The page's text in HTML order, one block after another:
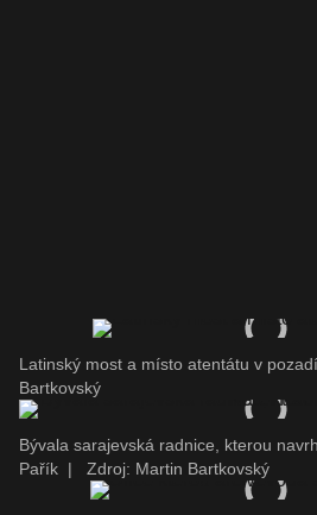
Latinský most a místo atentátu v pozadí
Bartkovský
Bývala sarajevská radnice, kterou
Pařík | Zdroj: Martin Bartkovský